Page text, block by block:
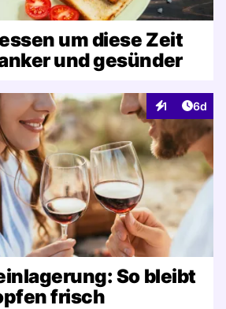
um diese Zeit
und gesünder
1
Interaktionen
6d
So bleibt
frisch